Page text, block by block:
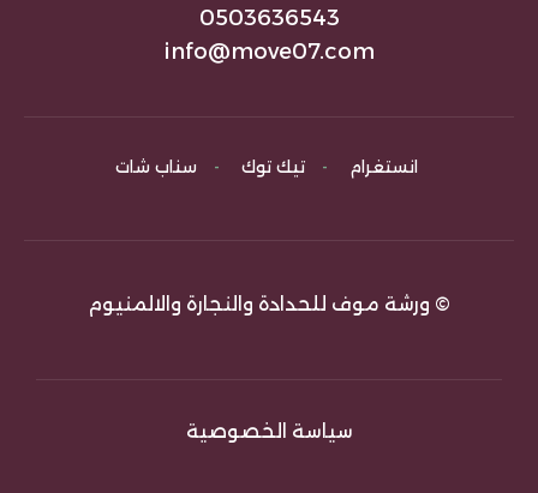
0503636543
info@move07.com
انستغرام - تيك توك - سناب شات
© ورشة موف للحدادة والنجارة والالمنيوم
سياسة الخصوصية